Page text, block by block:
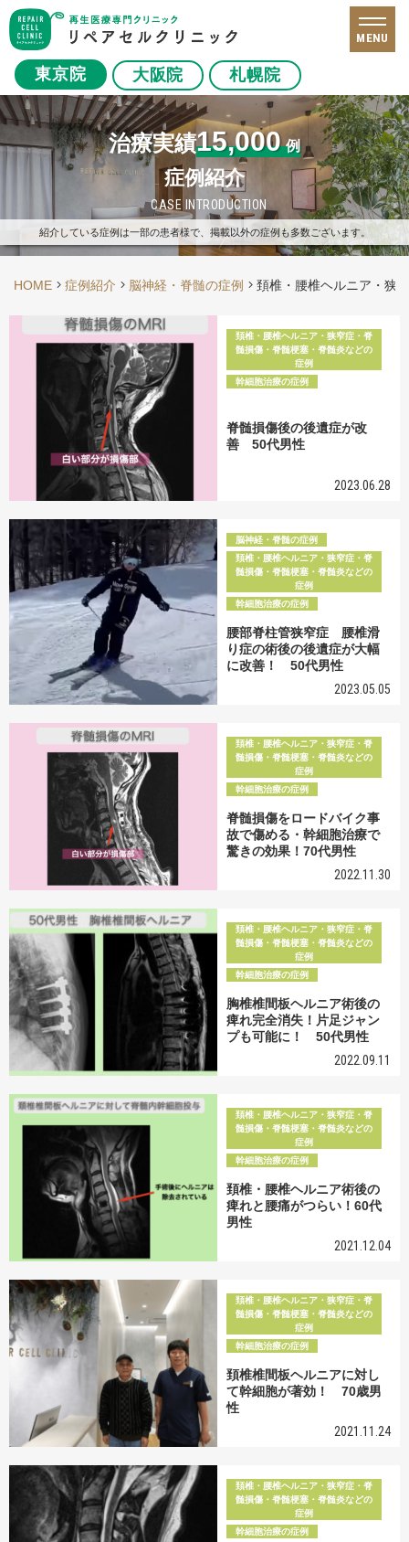
東京院 大阪院 札幌院
MENU
治療実績15,000 例
症例紹介
CASE INTRODUCTION
紹介している症例は一部の患者様で、掲載以外の症例も多数ございます。
HOME 症例紹介 脳神経・脊髄の症例 頚椎・腰椎ヘルニア・狭
頚椎・腰椎ヘルニア・狭窄症・脊
髄損傷・脊髄梗塞・脊髄炎などの
症例
幹細胞治療の症例
脊髄損傷後の後遺症が改
善 50代男性
2023.06.28
脳神経・脊髄の症例
頚椎・腰椎ヘルニア・狭窄症・脊
髄損傷・脊髄梗塞・脊髄炎などの
症例
幹細胞治療の症例
腰部脊柱管狭窄症 腰椎滑
り症の術後の後遺症が大幅
に改善！ 50代男性
2023.05.05
頚椎・腰椎ヘルニア・狭窄症・脊
髄損傷・脊髄梗塞・脊髄炎などの
症例
幹細胞治療の症例
脊髄損傷をロードバイク事
故で傷める・幹細胞治療で
驚きの効果！70代男性
2022.11.30
頚椎・腰椎ヘルニア・狭窄症・脊
髄損傷・脊髄梗塞・脊髄炎などの
症例
幹細胞治療の症例
胸椎椎間板ヘルニア術後の
痺れ完全消失！片足ジャン
プも可能に！ 50代男性
2022.09.11
頚椎・腰椎ヘルニア・狭窄症・脊
髄損傷・脊髄梗塞・脊髄炎などの
症例
幹細胞治療の症例
頚椎・腰椎ヘルニア術後の
痺れと腰痛がつらい！60代
男性
2021.12.04
頚椎・腰椎ヘルニア・狭窄症・脊
髄損傷・脊髄梗塞・脊髄炎などの
症例
幹細胞治療の症例
頚椎椎間板ヘルニアに対し
て幹細胞が著効！ 70歳男
性
2021.11.24
頚椎・腰椎ヘルニア・狭窄症・脊
髄損傷・脊髄梗塞・脊髄炎などの
症例
幹細胞治療の症例